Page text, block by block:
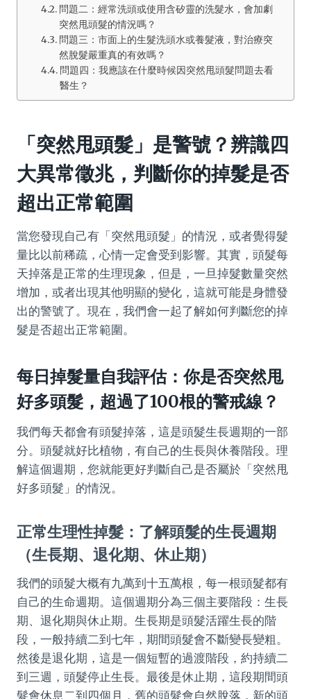
問題二：經常洗頭或使用含矽靈的洗髮水，會加劇
突然甩頭髮的情況嗎？
問題三：市面上的生髮洗頭水或養髮液，對治療突
然脫髮嚴重真的有效嗎？
問題四：我應該在什麼時候因突然甩頭髮問題去看
醫生？
「突然甩頭髮」是警號？辨識四
大異常徵兆，判斷你的掉髮是否
超出正常範圍
當您發現自己有「突然甩頭髮」的情況，或者覺得髮
量比以前稀疏，心情一定會受到影響。其實，頭髮每
天掉落是正常的生理現象，但是，一旦掉髮數量突然
增加，或者出現其他明顯的變化，這就可能是身體發
出的警號了。現在，我們會一起了解如何判斷您的掉
髮是否超出正常範圍。
每日掉髮量自我評估：你是否突然甩
好多頭髮，超過了100根的警戒線？
我們每天都會有頭髮掉落，這是頭髮生長週期的一部
分。頭髮就好比植物，有自己的生長與休養階段。理
解這個週期，您就能更好判斷自己是否屬於「突然甩
好多頭髮」的情況。
正常生理性掉髮：了解頭髮的生長週期
（生長期、退化期、休止期）
我們的頭髮大概有九萬到十五萬根，每一根頭髮都有
自己的生命週期。這個週期分為三個主要階段：生長
期、退化期與休止期。生長期是頭髮活躍生長的階
段，一般持續二到七年，期間頭髮會不斷變長變粗。
然後是退化期，這是一個短暫的過渡階段，約持續二
到三週，頭髮停止生長。最後是休止期，這段期間頭
髮會休息二到四個月，舊的頭髮會自然脫落，新的頭